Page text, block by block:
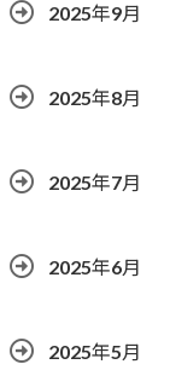
2025年9月
2025年8月
2025年7月
2025年6月
2025年5月